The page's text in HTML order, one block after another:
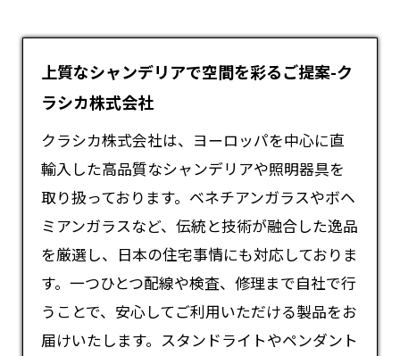
上質なシャンデリアで空間を彩るご提案-ク
ラシカ株式会社
クラシカ株式会社は、ヨーロッパを中心に直
輸入した高品質なシャンデリアや照明器具を
取り扱っております。ベネチアンガラスやボヘ
ミアンガラスなど、伝統と技術が融合した逸品
を厳選し、日本の住宅事情にも対応しておりま
す。一つひとつ配線や検査、修理まで自社で行
うことで、安心してご利用いただける製品をお
届けいたします。スタンドライトやペンダント